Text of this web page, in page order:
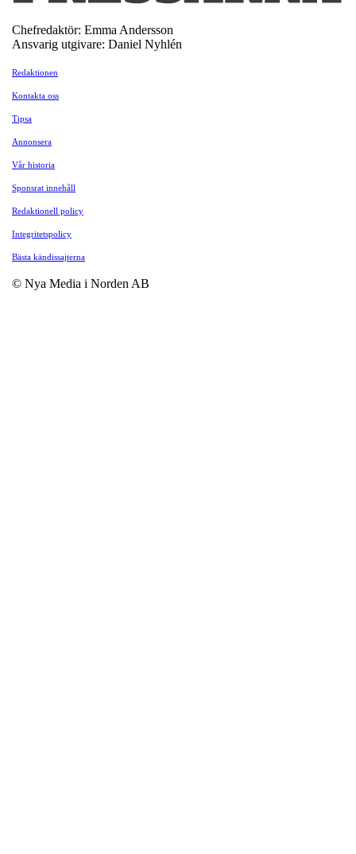
Chefredaktör: Emma Andersson
Ansvarig utgivare: Daniel Nyhlén
Redaktionen
Kontakta oss
Tipsa
Annonsera
Vår historia
Sponsrat innehåll
Redaktionell policy
Integritetspolicy
Bästa kändissajterna
© Nya Media i Norden AB